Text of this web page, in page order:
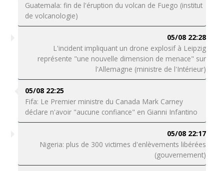
Guatemala: fin de l'éruption du volcan de Fuego (institut
de volcanologie)
05/08 22:28
L'incident impliquant un drone explosif à Leipzig
représente "une nouvelle dimension de menace" sur
l'Allemagne (ministre de l'Intérieur)
05/08 22:25
Fifa: Le Premier ministre du Canada Mark Carney
déclare n'avoir "aucune confiance" en Gianni Infantino
05/08 22:17
Nigeria: plus de 300 victimes d'enlèvements libérées
(gouvernement)